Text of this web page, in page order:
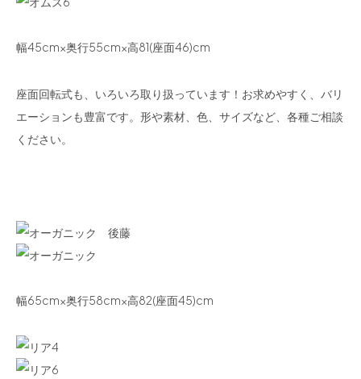
幅45cm×奥行55cm×高81(座面46)cm
座面回転式も、いろいろ取り扱っています！お求めやすく、バリ
エーションも豊富です。形や素材、色、サイズなど、各種ご相談
ください。
幅65cm×奥行58cm×高82(座面45)cm